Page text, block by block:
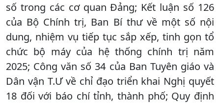
số trong các cơ quan Đảng; Kết luận số 126
của Bộ Chính trị, Ban Bí thư về một số nội
dung, nhiệm vụ tiếp tục sắp xếp, tinh gọn tổ
chức bộ máy của hệ thống chính trị năm
2025; Công văn số 34 của Ban Tuyên giáo và
Dân vận T.Ư về chỉ đạo triển khai Nghị quyết
18 đối với báo chí tỉnh, thành phố; Quy định